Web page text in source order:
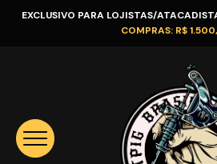
EXCLUSIVO PARA LOJISTAS/
COMPRAS: R$